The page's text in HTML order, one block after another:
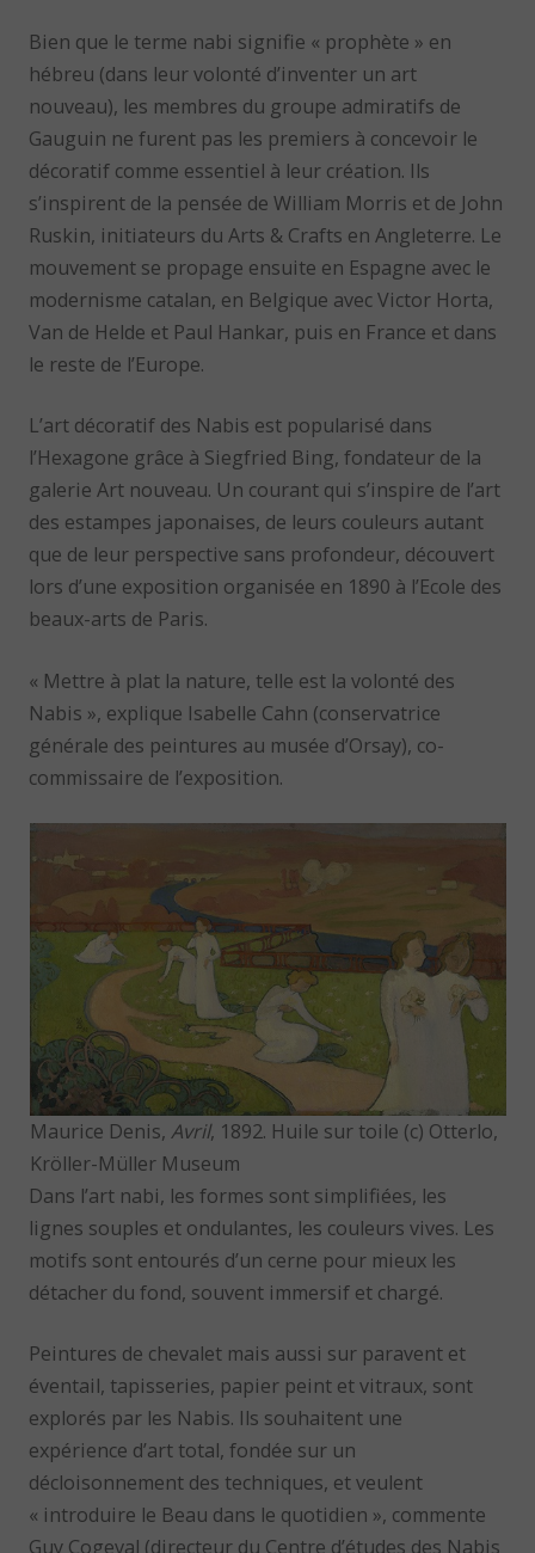
Bien que le terme nabi signifie « prophète » en
hébreu (dans leur volonté d’inventer un art
nouveau), les membres du groupe admiratifs de
Gauguin ne furent pas les premiers à concevoir le
décoratif comme essentiel à leur création. Ils
s’inspirent de la pensée de William Morris et de John
Ruskin, initiateurs du Arts & Crafts en Angleterre. Le
mouvement se propage ensuite en Espagne avec le
modernisme catalan, en Belgique avec Victor Horta,
Van de Helde et Paul Hankar, puis en France et dans
le reste de l’Europe.
L’art décoratif des Nabis est popularisé dans
l’Hexagone grâce à Siegfried Bing, fondateur de la
galerie Art nouveau. Un courant qui s’inspire de l’art
des estampes japonaises, de leurs couleurs autant
que de leur perspective sans profondeur, découvert
lors d’une exposition organisée en 1890 à l’Ecole des
beaux-arts de Paris.
« Mettre à plat la nature, telle est la volonté des
Nabis », explique Isabelle Cahn (conservatrice
générale des peintures au musée d’Orsay), co-
commissaire de l’exposition.
Maurice Denis, Avril, 1892. Huile sur toile (c) Otterlo,
Kröller-Müller Museum
Dans l’art nabi, les formes sont simplifiées, les
lignes souples et ondulantes, les couleurs vives. Les
motifs sont entourés d’un cerne pour mieux les
détacher du fond, souvent immersif et chargé.
Peintures de chevalet mais aussi sur paravent et
éventail, tapisseries, papier peint et vitraux, sont
explorés par les Nabis. Ils souhaitent une
expérience d’art total, fondée sur un
décloisonnement des techniques, et veulent
« introduire le Beau dans le quotidien », commente
Guy Cogeval (directeur du Centre d’études des Nabis